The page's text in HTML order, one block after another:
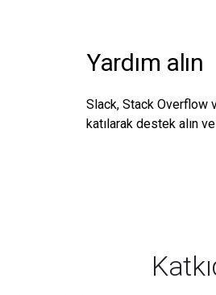
Yardım alın
Slack, Stack Overflow
katılarak destek alın